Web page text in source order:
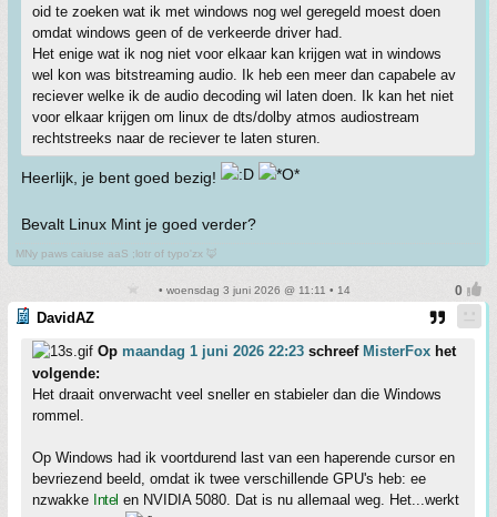
oid te zoeken wat ik met windows nog wel geregeld moest doen
omdat windows geen of de verkeerde driver had.
Het enige wat ik nog niet voor elkaar kan krijgen wat in windows
wel kon was bitstreaming audio. Ik heb een meer dan capabele av
reciever welke ik de audio decoding wil laten doen. Ik kan het niet
voor elkaar krijgen om linux de dts/dolby atmos audiostream
rechtstreeks naar de reciever te laten sturen.
Heerlijk, je bent goed bezig!
Bevalt Linux Mint je goed verder?
MNy paws caiuse aaS ;lotr of typo'zx 🦊
• woensdag 3 juni 2026 @ 11:11 • 14
DavidAZ
Op maandag 1 juni 2026 22:23 schreef MisterFox het
volgende:
Het draait onverwacht veel sneller en stabieler dan die Windows
rommel.
Op Windows had ik voortdurend last van een haperende cursor en
bevriezend beeld, omdat ik twee verschillende GPU's heb: ee
nzwakke Intel en NVIDIA 5080. Dat is nu allemaal weg. Het...werkt